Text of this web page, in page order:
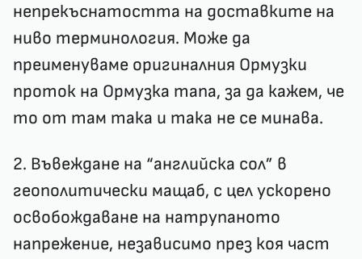
непрекъснатостта на доставките на
ниво терминология. Може да
преименуваме оригиналния Ормузки
проток на Ормузка тапа, за да кажем, че
то от там така и така не се минава.
2. Въвеждане на “английска сол” в
геополитически мащаб, с цел ускорено
освобождаване на натрупаното
напрежение, независимо през коя част